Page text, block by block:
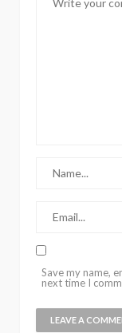
Save my name,
next time I